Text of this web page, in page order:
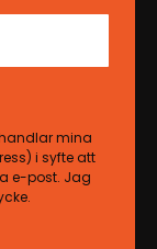
mina
i syfte att
e-post. Jag